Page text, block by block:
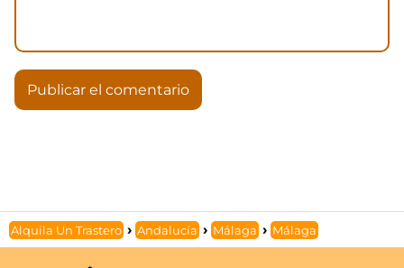
Alquila Un Trastero Andalucía Málaga Málaga